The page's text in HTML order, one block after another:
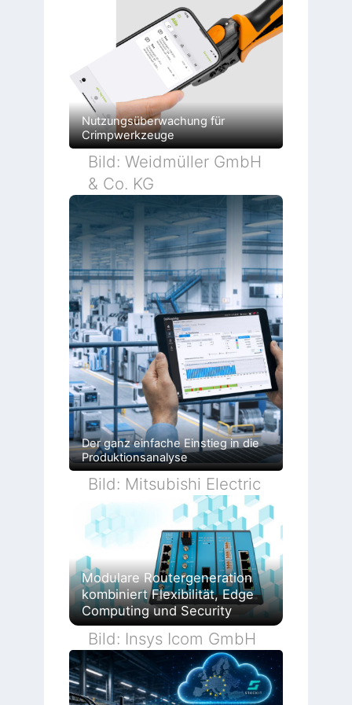
Nutzungsüberwachung für
Crimpwerkzeuge
Bild: Weidmüller GmbH
& Co. KG
Der ganz einfache Einstieg in die
Produktionsanalyse
Bild: Mitsubishi Electric
Modulare Routergeneration
kombiniert Flexibilität, Edge
Computing und Security
Bild: Insys Icom GmbH